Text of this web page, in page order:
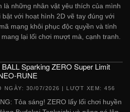
là những nhân vật yêu thích của mình
bật với hoạt hình 2D vẽ tay đúng với
mạng khôi phục độc quyền và tính
lại lối chơi mượt mà, cạnh tranh.
Sparking ZERO Super Limit
RUNE
NGÀY: 30/07/2026 | LƯỢT XEM: 456
Tỏa sáng! ZERO lấy lối chơi huyền